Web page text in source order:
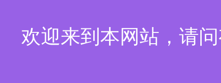
欢迎来到本网站，请